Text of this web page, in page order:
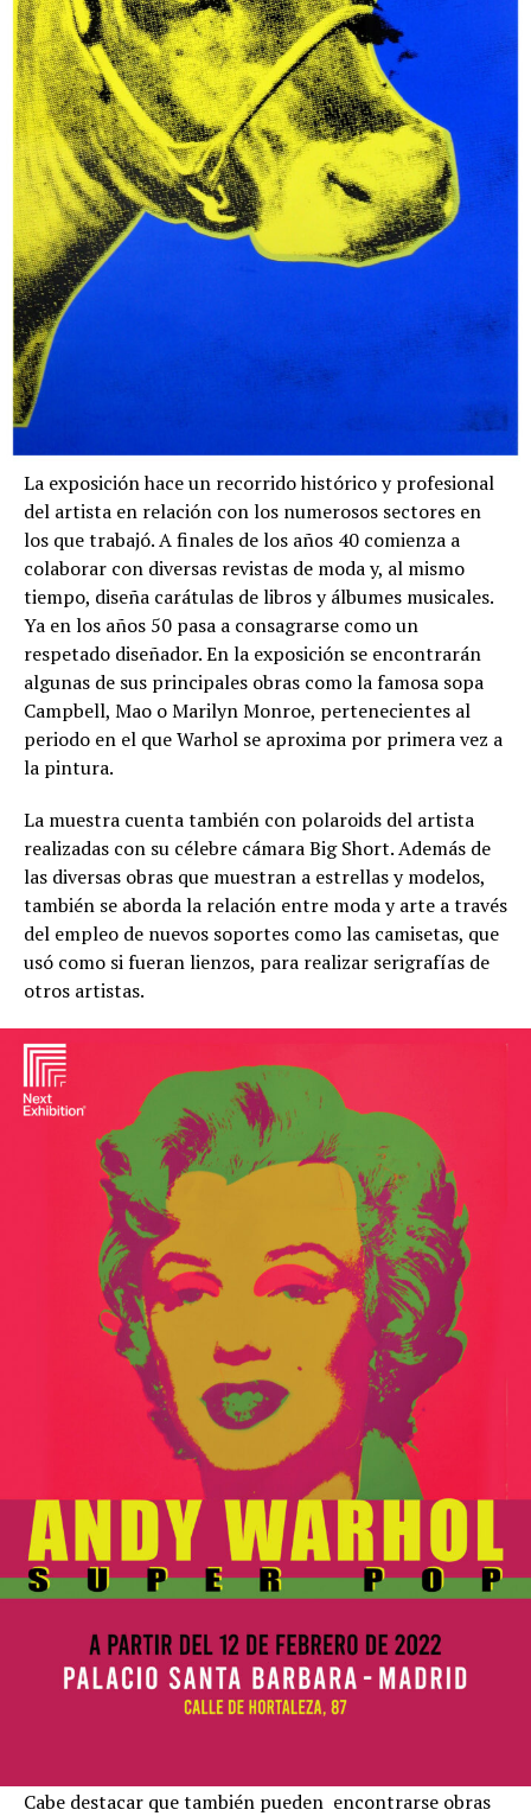
La exposición hace un recorrido histórico y profesional
del artista en relación con los numerosos sectores en
los que trabajó. A finales de los años 40 comienza a
colaborar con diversas revistas de moda y, al mismo
tiempo, diseña carátulas de libros y álbumes musicales.
Ya en los años 50 pasa a consagrarse como un
respetado diseñador. En la exposición se encontrarán
algunas de sus principales obras como la famosa sopa
Campbell, Mao o Marilyn Monroe, pertenecientes al
periodo en el que Warhol se aproxima por primera vez a
la pintura.
La muestra cuenta también con polaroids del artista
realizadas con su célebre cámara Big Short. Además de
las diversas obras que muestran a estrellas y modelos,
también se aborda la relación entre moda y arte a través
del empleo de nuevos soportes como las camisetas, que
usó como si fueran lienzos, para realizar serigrafías de
otros artistas.
Cabe destacar que también pueden encontrarse obras